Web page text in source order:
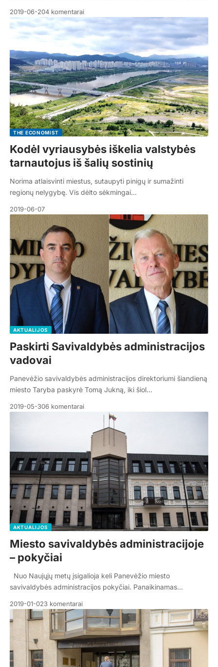
2019-06-204 komentarai
THE ECONOMIST
Kodėl vyriausybės iškelia valstybės
tarnautojus iš šalių sostinių
Norima atlaisvinti miestus, sutaupyti pinigų ir sumažinti
regionų nelygybę. Vis dėlto sėkmingai…
2019-06-07
AKTUALIJOS
Paskirti Savivaldybės administracijos
vadovai
Panevėžio savivaldybės administracijos direktoriumi šiandieną
miesto Taryba paskyrė Tomą Jukną, iki šiol…
2019-05-306 komentarai
AKTUALIJOS
Miesto savivaldybės administracijoje
– pokyčiai
Nuo Naujųjų metų įsigalioja keli Panevėžio miesto
savivaldybės administracijos pokyčiai. Panaikinamas…
2019-01-023 komentarai